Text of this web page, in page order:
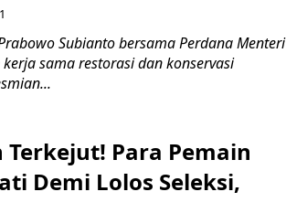
Prabowo Subianto bersama Perdana Menteri
sama restorasi dan konservasi
Para Pemain
Demi Lolos Seleksi,